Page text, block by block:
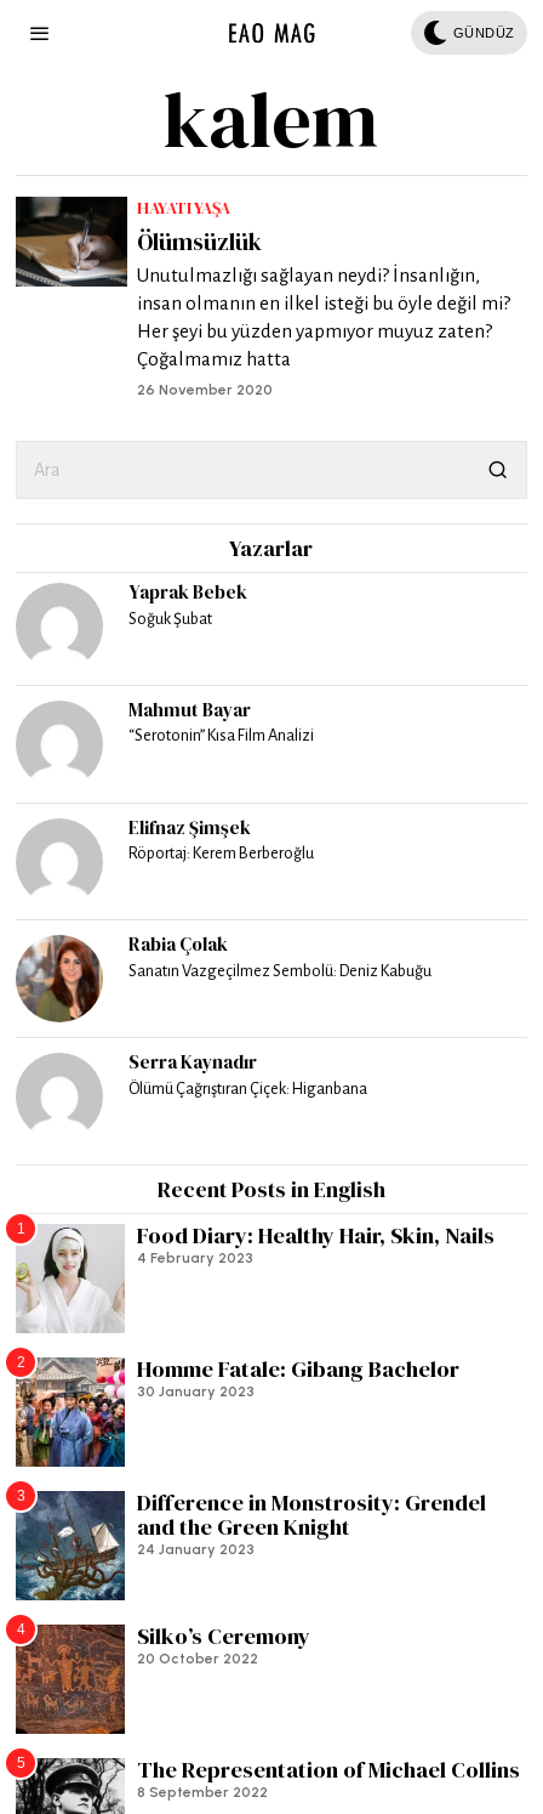
GÜNDÜZ
kalem
HAYATI YAŞA
Ölümsüzlük
Unutulmazlığı sağlayan neydi? İnsanlığın,
insan olmanın en ilkel isteği bu öyle değil mi?
Her şeyi bu yüzden yapmıyor muyuz zaten?
Çoğalmamız hatta
26 November 2020
Yazarlar
Yaprak Bebek
Soğuk Şubat
Mahmut Bayar
“Serotonin” Kısa Film Analizi
Elifnaz Şimşek
Röportaj: Kerem Berberoğlu
Rabia Çolak
Sanatın Vazgeçilmez Sembolü: Deniz Kabuğu
Serra Kaynadır
Ölümü Çağrıştıran Çiçek: Higanbana
Recent Posts in English
1 Food Diary: Healthy Hair, Skin, Nails
4 February 2023
2 Homme Fatale: Gibang Bachelor
30 January 2023
3
Difference in Monstrosity: Grendel
and the Green Knight
24 January 2023
4 Silko’s Ceremony
20 October 2022
5 The Representation of Michael Collins
8 September 2022